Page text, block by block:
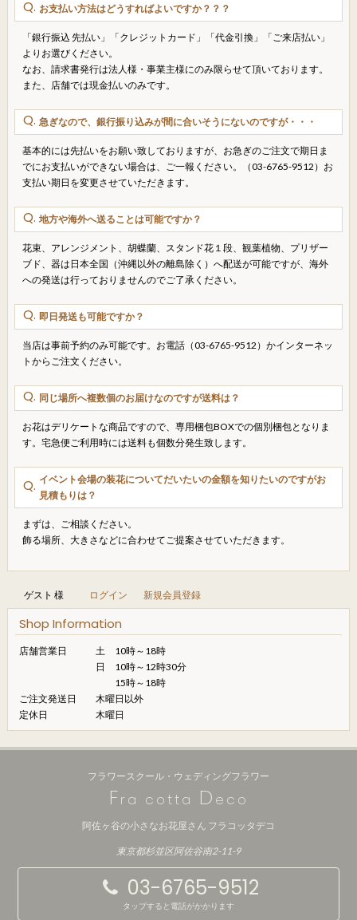
お支払い方法はどうすればよいですか？？？
「銀行振込 先払い」「クレジットカード」「代金引換」「ご来店払い」
よりお選びください。
なお、請求書発行は法人様・事業主様にのみ限らせて頂いております。
また、店舗では現金払いのみです。
急ぎなので、銀行振り込みが間に合いそうにないのですが・・・
基本的には先払いをお願い致しておりますが、お急ぎのご注文で期日ま
でにお支払いができない場合は、ご一報ください。（03-6765-9512）お
支払い期日を変更させていただきます。
地方や海外へ送ることは可能ですか？
花束、アレンジメント、胡蝶蘭、スタンド花１段、観葉植物、プリザー
ブド、器は日本全国（沖縄以外の離島除く）へ配送が可能ですが、海外
への発送は行っておりませんのでご了承ください。
即日発送も可能ですか？
当店は事前予約のみ可能です。お電話（03-6765-9512）かインターネッ
トからご注文ください。
同じ場所へ複数個のお届けなのですが送料は？
お花はデリケートな商品ですので、専用梱包BOXでの個別梱包となりま
す。宅急便ご利用時には送料も個数分発生致します。
イベント会場の装花についてだいたいの金額を知りたいのですがお
見積もりは？
まずは、ご相談ください。
飾る場所、大きさなどに合わせてご提案させていただきます。
ゲスト 様 ログイン 新規会員登録
Shop Information
店舗営業日
土 10時～18時
日 10時～12時30分
15時～18時
ご注文発送日
木曜日以外
定休日
木曜日
フラワースクール・ウェディングフラワー
Fra cotta D eco
阿佐ヶ谷の小さなお花屋さん フラコッタデコ
東京都杉並区阿佐谷南2-11-9
03-6765-9512
タップすると電話がかかります